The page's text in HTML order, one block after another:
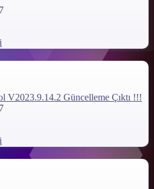
Reset FRP, IMEI Repair,
(L70081)
(L79031)
V2023.9.14.2 Güncelleme Çıktı !!!